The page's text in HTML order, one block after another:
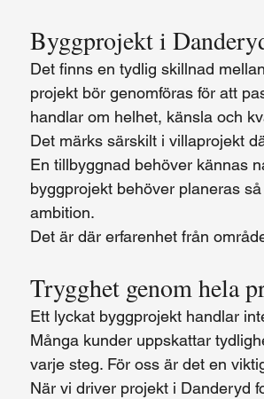
Byggprojekt i
Det finns en tydlig skillnad
projekt bör genomföras för att
handlar om helhet, känsla och
Det märks särskilt i villaprojekt
En tillbyggnad behöver kännas
byggprojekt behöver planeras
ambition.
Det är där erfarenhet från
Trygghet genom hela
Ett lyckat byggprojekt handlar
Många kunder uppskattar
varje steg. För oss är det en
När vi driver projekt i Danderyd